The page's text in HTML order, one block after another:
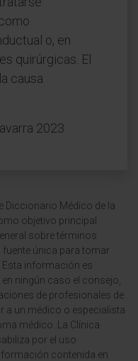
o, en
quirúrgicas. El
causa
2023
Diccionario Médico de la
objetivo principal
sobre términos
única para tomar
información es
ningún caso el consejo,
de profesionales de
a un médico o especialista
médico. La Clínica
por el uso
contenida en